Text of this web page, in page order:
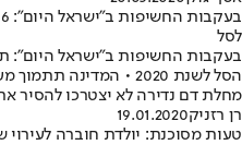
לסל
בעקבות החשיפות ב"ישראל היום":
מחלת דם נדירה לא יצטרכו להסיר
רן רזניק19.01.2020
טעות מסוכנת: יולדת חוברה לעירוי